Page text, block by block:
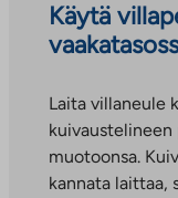
Käytä
Laita villaneule
kuivaustelineen
muotoonsa.
kannata laittaa,